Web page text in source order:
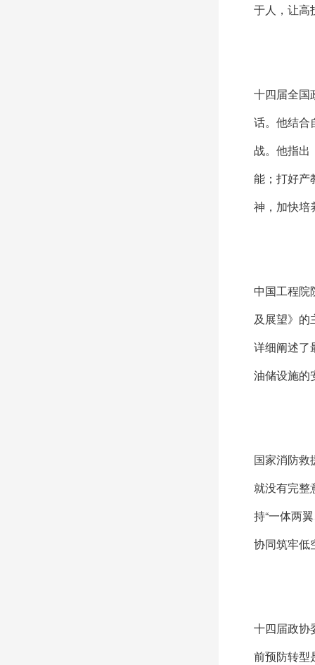
于人，让高
十四届全国
话。他结合
战。他指出
能；打好产
神，加快培
中国工程院
及展望》的
详细阐述了
油储设施的
国家消防救
就没有完整
持“一体两
协同筑牢低
十四届政协
前预防转型